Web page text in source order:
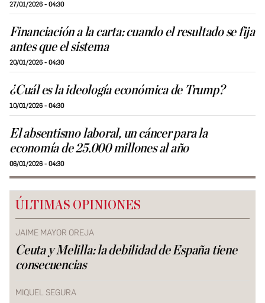
27/01/2026 - 04:30
Financiación a la carta: cuando el resultado se fija
antes que el sistema
20/01/2026 - 04:30
¿Cuál es la ideología económica de Trump?
10/01/2026 - 04:30
El absentismo laboral, un cáncer para la
economía de 25.000 millones al año
06/01/2026 - 04:30
ÚLTIMAS OPINIONES
JAIME MAYOR OREJA
Ceuta y Melilla: la debilidad de España tiene
consecuencias
MIQUEL SEGURA